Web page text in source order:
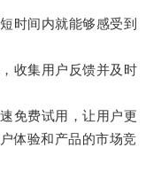
间内就能够感受到
收集用户反馈并及时
免费试用，让用户更
体验和产品的市场竞